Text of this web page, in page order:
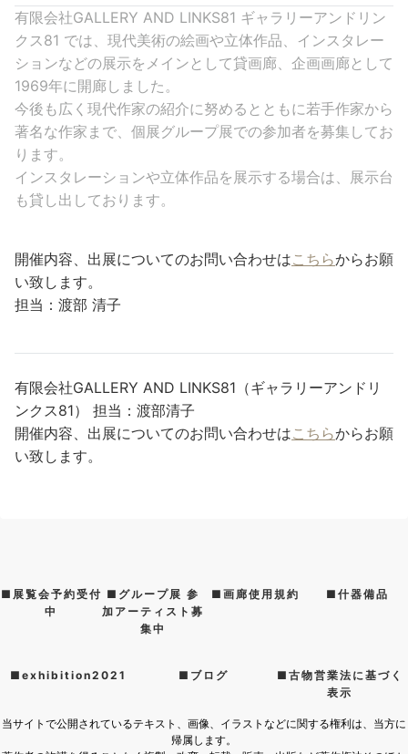
有限会社GALLERY AND LINKS81 ギャラリーアンドリン
クス81 では、現代美術の絵画や立体作品、インスタレー
ションなどの展示をメインとして貸画廊、企画画廊として
1969年に開廊しました。
今後も広く現代作家の紹介に努めるとともに若手作家から
著名な作家まで、個展グループ展での参加者を募集してお
ります。
インスタレーションや立体作品を展示する場合は、展示台
も貸し出しております。
開催内容、出展についてのお問い合わせはこちらからお願
い致します。
担当：渡部 清子
有限会社GALLERY AND LINKS81（ギャラリーアンドリ
ンクス81） 担当：渡部清子
開催内容、出展についてのお問い合わせはこちらからお願
い致します。
■展覧会予約受付
中
■グループ展 参
加アーティスト募
集中
■画廊使用規約 ■什器備品
■exhibition2021 ■ブログ
■古物営業法に基づく
表示
当サイトで公開されているテキスト、画像、イラストなどに関する権利は、当方に
帰属します。